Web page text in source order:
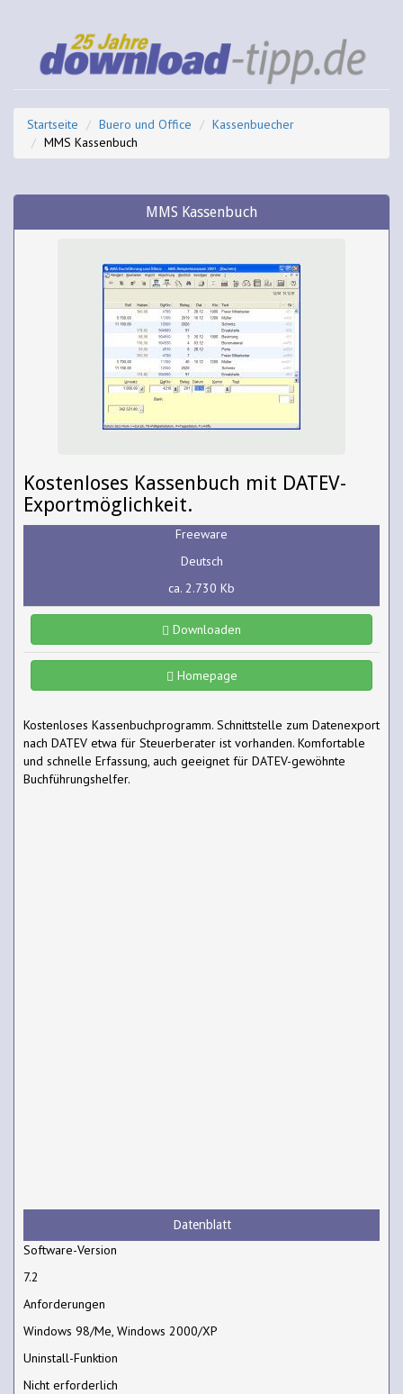
Startseite Buero und Office
Kassenbuecher
MMS Kassenbuch
MMS Kassenbuch
Kostenloses Kassenbuch mit DATEV-
Exportmöglichkeit.
Freeware
Deutsch
ca. 2.730 Kb
Downloaden
Homepage
Kostenloses Kassenbuchprogramm. Schnittstelle zum Datenexport
nach DATEV etwa für Steuerberater ist vorhanden. Komfortable
und schnelle Erfassung, auch geeignet für DATEV-gewöhnte
Buchführungshelfer.
Datenblatt
Software-Version
7.2
Anforderungen
Windows 98/Me, Windows 2000/XP
Uninstall-Funktion
Nicht erforderlich